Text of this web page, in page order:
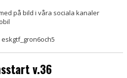
på bild i våra sociala kanaler
v.36